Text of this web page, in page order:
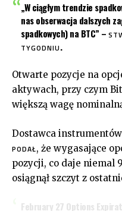
„W ciągłym trendzie
nas obserwacja dalszych
spadkowych) na BTC” –
TYGODNIU.
Otwarte pozycje na
aktywach, przy czym
większą wagę
Dostawca
PODAŁ, że wygasające
pozycji, co daje niemal
osiągnął szczyt z
February 27 Options